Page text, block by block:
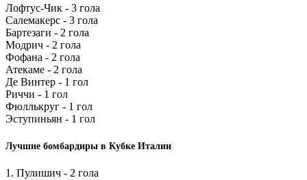
Лофтус-Чик - 3 гола
Салемакерс - 3 гола
Бартезаги - 2 гола
Модрич - 2 гола
Фофана - 2 гола
Атекаме - 2 гола
Де Винтер - 1 гол
Риччи - 1 гол
Фюллькруг - 1 гол
Эступиньян - 1 гол
Лучшие бомбардиры в Кубке Италии
1. Пулишич - 2 гола